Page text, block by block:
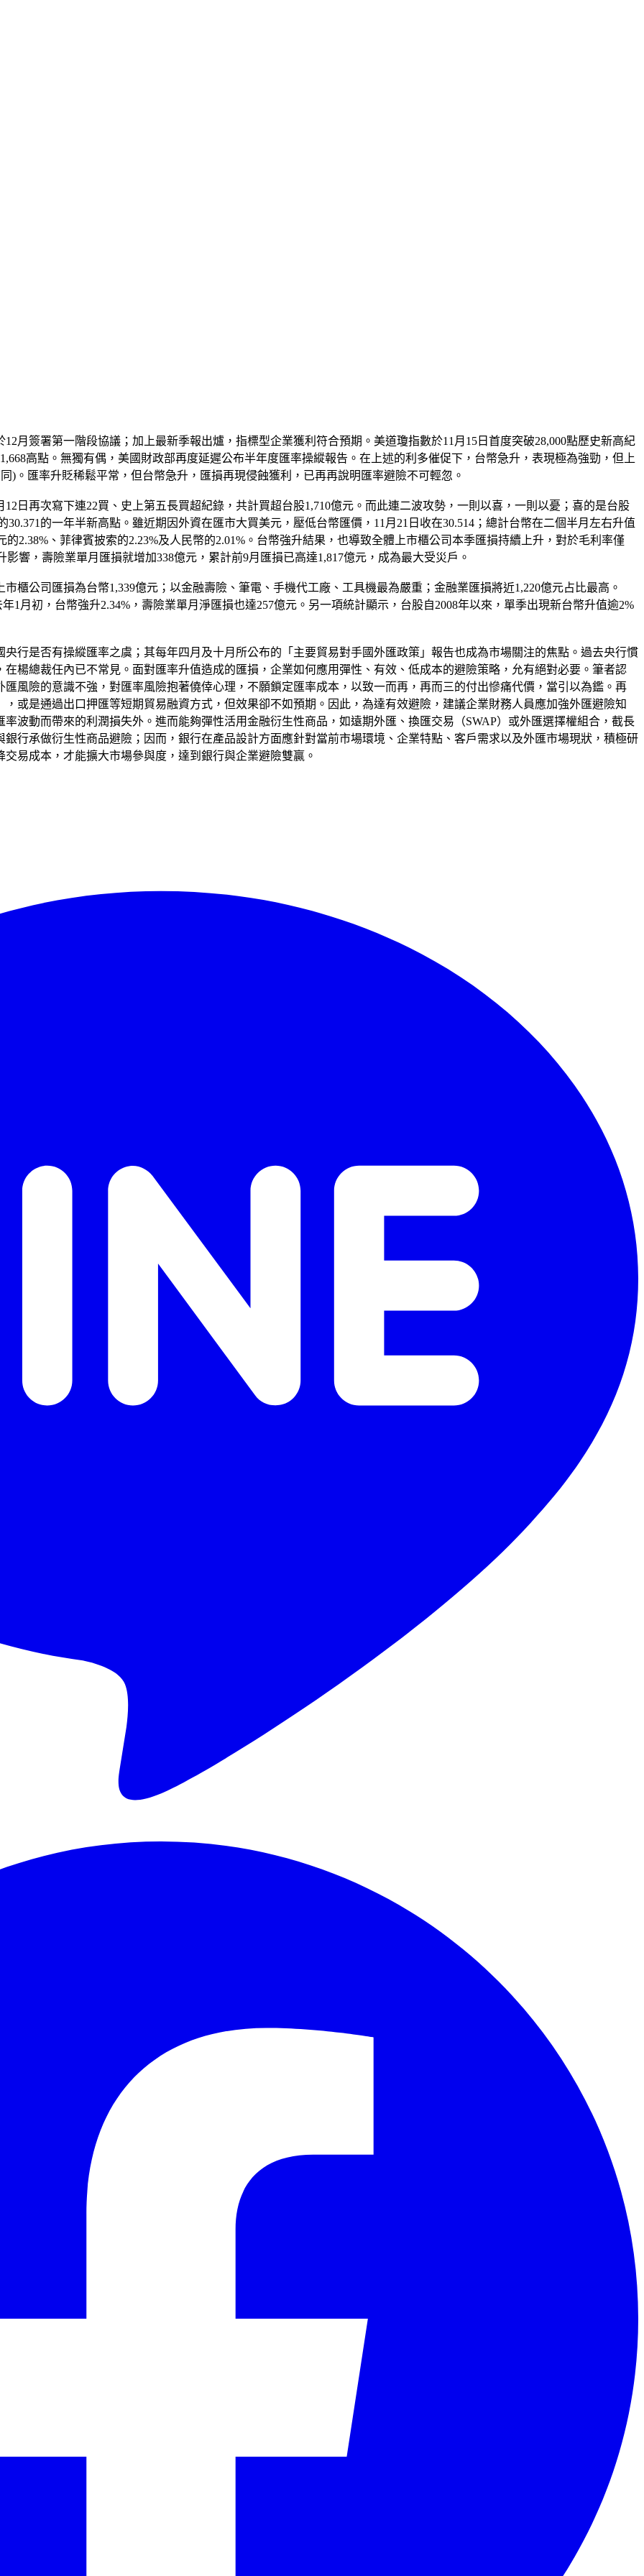
12月簽署第一階段協議；加上最新季報出爐，指標型企業獲利符合預期。美道瓊指數於11月15日首度突破28,000點歷史新高紀
高點。無獨有偶，美國財政部再度延遲公布半年度匯率操縱報告。在上述的利多催促下，台幣急升，表現極為強勁，但上
)。匯率升貶稀鬆平常，但台幣急升，匯損再現侵蝕獲利，已再再說明匯率避險不可輕忽。
日再次寫下連22買、史上第五長買超紀錄，共計買超台股1,710億元。而此連二波攻勢，一則以喜，一則以憂；喜的是台股
的一年半新高點。雖近期因外資在匯市大買美元，壓低台幣匯價，11月21日收在30.514；總計台幣在二個半月左右升值
2.38%、菲律賓披索的2.23%及人民幣的2.01%。台幣強升結果，也導致全體上市櫃公司本季匯損持續上升，對於毛利率僅
響，壽險業單月匯損就增加338億元，累計前9月匯損已高達1,817億元，成為最大受災戶。
櫃公司匯損為台幣1,339億元；以金融壽險、筆電、手機代工廠、工具機最為嚴重；金融業匯損將近1,220億元占比最高。
1月初，台幣強升2.34%，壽險業單月淨匯損也達257億元。另一項統計顯示，台股自2008年以來，單季出現新台幣升值逾2%
行是否有操縱匯率之虞；其每年四月及十月所公布的「主要貿易對手國外匯政策」報告也成為市場關注的焦點。過去央行慣
楊總裁任內已不常見。面對匯率升值造成的匯損，企業如何應用彈性、有效、低成本的避險策略，允有絕對必要。筆者認
風險的意識不強，對匯率風險抱著僥倖心理，不願鎖定匯率成本，以致一而再，再而三的付出慘痛代價，當引以為鑑。再
或是通過出口押匯等短期貿易融資方式，但效果卻不如預期。因此，為達有效避險，建議企業財務人員應加強外匯避險知
波動而帶來的利潤損失外。進而能夠彈性活用金融衍生性商品，如遠期外匯、換匯交易（SWAP）或外匯選擇權組合，截長
行承做衍生性商品避險；因而，銀行在產品設計方面應針對當前市場環境、企業特點、客戶需求以及外匯市場現狀，積極研
易成本，才能擴大市場參與度，達到銀行與企業避險雙贏。